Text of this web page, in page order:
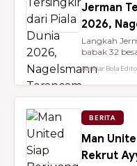
Jerman
2026,
Langkah
babak 32
Bandar Bola
BERITA
Man
Rekrut